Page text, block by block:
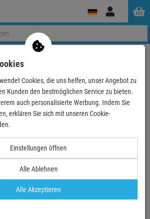
Anmelden
ProLighting
Connect 10 Motorfader, 64 …
Cookies, die uns helfen, unser Angebot zu
Kunden den bestmöglichen Service zu bieten.
auch personalisierte Werbung. Indem Sie
erklären Sie sich mit unseren Cookie-
Einstellungen öffnen
Alle Ablehnen
Alle Akzeptieren